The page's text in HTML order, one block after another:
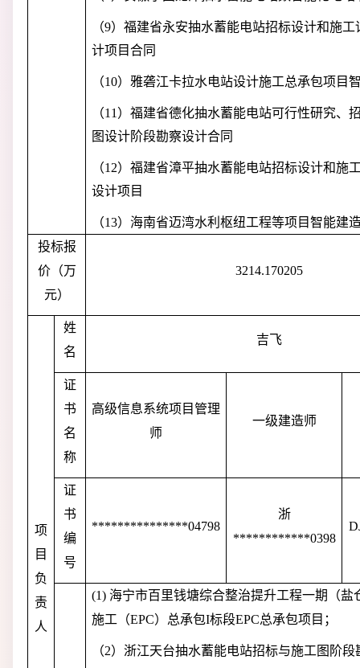
（9）福建省永安抽水蓄能电站招标设计和施工
计项目合同
（10）雅砻江卡拉水电站设计施工总承包项目
（11）福建省德化抽水蓄能电站可行性研究、
图设计阶段勘察设计合同
（12）福建省漳平抽水蓄能电站招标设计和施
设计项目
（13）海南省迈湾水利枢纽工程等项目智能建
投标报
价（万
元）
3214.170205
项
目
负
责
人
姓
名
吉飞
证
书
名
称
高级信息系统项目管理
师
一级建造师
证
书
编
号
***************04798
浙
************0398
(1) 海宁市百里钱塘综合整治提升工程一期（盐
施工（EPC）总承包I标段EPC总承包项目；
（2）浙江天台抽水蓄能电站招标与施工图阶段